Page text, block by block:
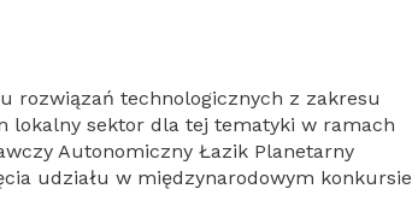
rozwiązań technologicznych z zakresu
lokalny sektor dla tej tematyki w ramach
Autonomiczny Łazik Planetarny
udziału w międzynarodowym konkursie